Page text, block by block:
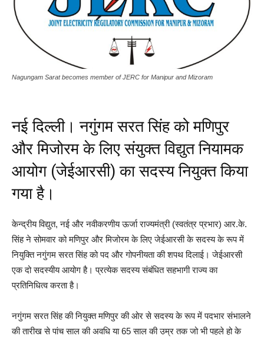
Nagungam Sarat becomes member of JERC for Manipur and Mizoram
नई दिल्ली। नगुंगम सरत सिंह को मणिपुर
और मिजोरम के लिए संयुक्त विद्युत नियामक
आयोग (जेईआरसी) का सदस्य नियुक्त किया
गया है।
केन्द्रीय विद्युत, नई और नवीकरणीय ऊर्जा राज्यमंत्री (स्वतंत्र प्रभार) आर.के.
सिंह ने सोमवार को मणिपुर और मिजोरम के लिए जेईआरसी के सदस्य के रूप में
नियुक्ति नगुंगम सरत सिंह को पद और गोपनीयता की शपथ दिलाई। जेईआरसी
एक दो सदस्यीय आयोग है। प्रत्येक सदस्य संबंधित सहभागी राज्य का
प्रतिनिधित्व करता है।
नगुंगम सरत सिंह की नियुक्त मणिपुर की ओर से सदस्य के रूप में पदभार संभालने
की तारीख से पांच साल की अवधि या 65 साल की उम्र तक जो भी पहले हो के